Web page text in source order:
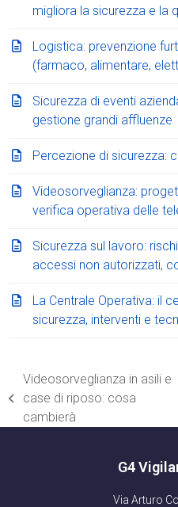
migliora la sicurezza e la
Logistica: prevenzione
(farmaco, alimentare,
Sicurezza di eventi
gestione grandi affluenze
Percezione di sicurezza:
Videosorveglianza:
verifica operativa delle
Sicurezza sul lavoro:
accessi non autorizzati,
La Centrale Operativa: il
sicurezza, interventi e
post
precedente:
Videosorveglianza in asili e
case di riposo: cosa
cambierà
G4
Via Arturo